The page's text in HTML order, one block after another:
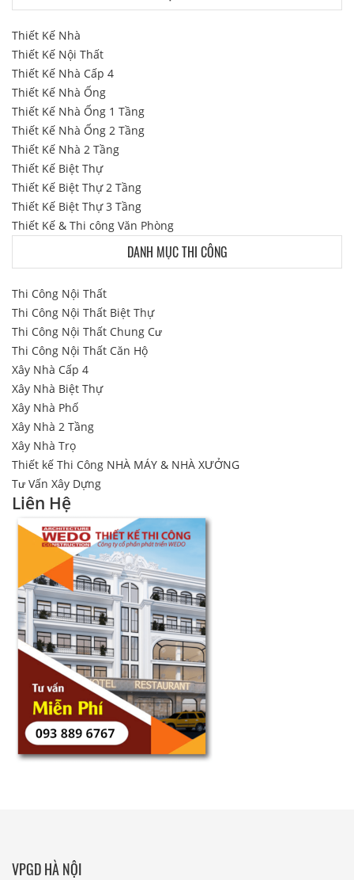
Thiết Kế Nhà
Thiết Kế Nội Thất
Thiết Kế Nhà Cấp 4
Thiết Kế Nhà Ống
Thiết Kế Nhà Ống 1 Tầng
Thiết Kế Nhà Ống 2 Tầng
Thiết Kế Nhà 2 Tầng
Thiết Kế Biệt Thự
Thiết Kế Biệt Thự 2 Tầng
Thiết Kế Biệt Thự 3 Tầng
Thiết Kế & Thi công Văn Phòng
DANH MỤC THI CÔNG
Thi Công Nội Thất
Thi Công Nội Thất Biệt Thự
Thi Công Nội Thất Chung Cư
Thi Công Nội Thất Căn Hộ
Xây Nhà Cấp 4
Xây Nhà Biệt Thự
Xây Nhà Phố
Xây Nhà 2 Tầng
Xây Nhà Trọ
Thiết kế Thi Công NHÀ MÁY & NHÀ XƯỞNG
Tư Vấn Xây Dựng
Liên Hệ
VPGD HÀ NỘI